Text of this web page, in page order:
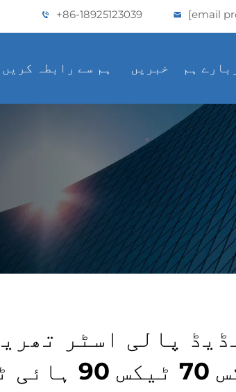
+86-18925123039 [email
ہم خبریں ہم سے رابطہ کریں
ٹیکس 70